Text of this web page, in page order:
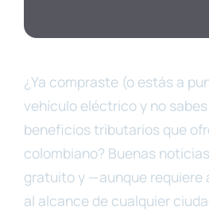
¿Ya compraste (o estás a
vehículo eléctrico y no
beneficios tributarios que
colombiano? Buenas
gratuito y —aunque
al alcance de cualquier